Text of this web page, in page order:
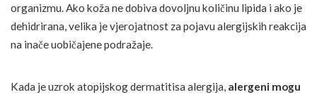
organizmu. Ako koža ne dobiva dovoljnu količinu lipida i ako je
dehidrirana, velika je vjerojatnost za pojavu alergijskih reakcija
na inače uobičajene podražaje.
Kada je uzrok atopijskog dermatitisa alergija, alergeni mogu